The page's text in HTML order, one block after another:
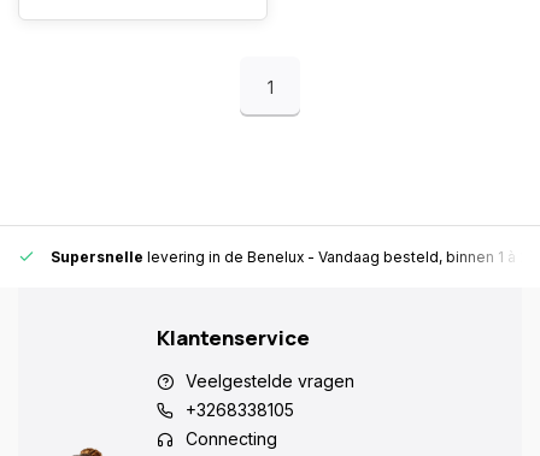
1
Supersnelle levering in de Benelux - Vandaag besteld, binnen 1 à 2
Klantenservice
Veelgestelde vragen
+3268338105
Connecting